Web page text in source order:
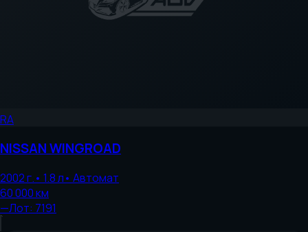
RA
NISSANWINGROAD
2002г.• 1.8л• Автомат
60 000км
—Лот: 7191